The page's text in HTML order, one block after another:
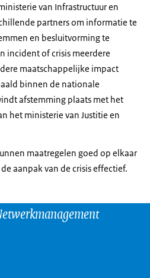
van Infrastructuur en
partners om informatie te
en besluitvorming te
incident of crisis meerdere
maatschappelijke impact
binnen de nationale
afstemming plaats met het
het ministerie van Justitie en
maatregelen goed op elkaar
aanpak van de crisis effectief.